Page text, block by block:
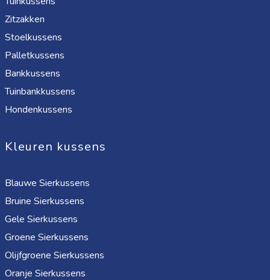
Zitzakken
Stoelkussens
Palletkussens
Bankkussens
Tuinbankkussens
Hondenkussens
Kleuren kussens
Blauwe Sierkussens
Bruine Sierkussens
Gele Sierkussens
Groene Sierkussens
Olijfgroene Sierkussens
Oranje Sierkussens